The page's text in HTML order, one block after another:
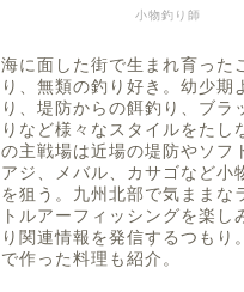
小物釣り師
海に面した街で生まれ育った
り、無類の釣り好き。幼少期
り、堤防からの餌釣り、ブラ
りなど様々なスタイルをたし
の主戦場は近場の堤防やソフ
アジ、メバル、カサゴなど小
を狙う。九州北部で気ままな
トルアーフィッシングを楽し
り関連情報を発信するつもり
で作った料理も紹介。